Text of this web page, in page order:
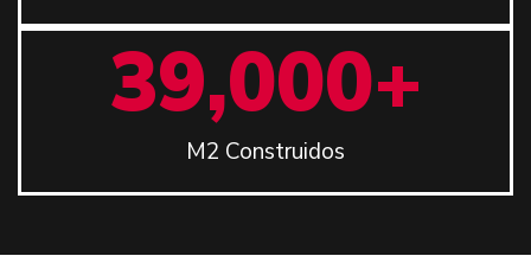
M2 Construidos
39,000+